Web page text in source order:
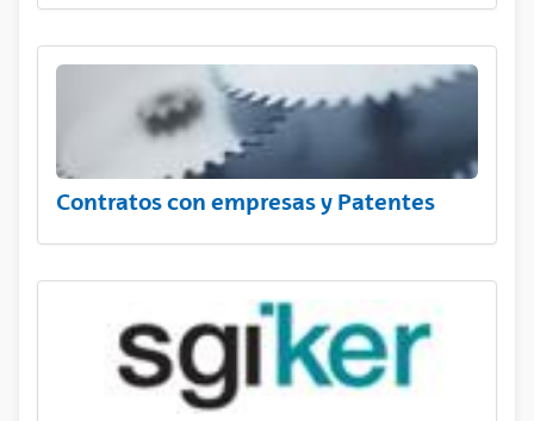
Contratos con empresas y Patentes